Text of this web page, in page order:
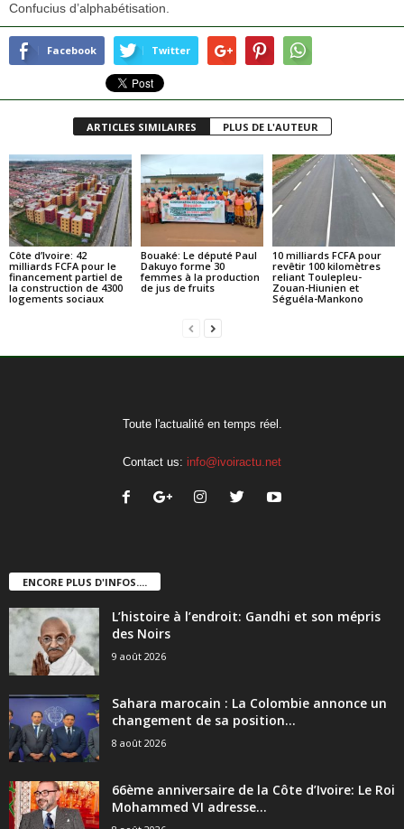
Confucius d’alphabétisation.
Facebook Twitter
ARTICLES SIMILAIRES PLUS DE L'AUTEUR
Côte d’Ivoire: 42
milliards FCFA pour le
financement partiel de
la construction de 4300
logements sociaux
Bouaké: Le député Paul
Dakuyo forme 30
femmes à la production
de jus de fruits
10 milliards FCFA pour
revêtir 100 kilomètres
reliant Toulepleu-
Zouan-Hiunien et
Séguéla-Mankono
Toute l'actualité en temps réel.
Contact us: info@ivoiractu.net
ENCORE PLUS D'INFOS....
L’histoire à l’endroit: Gandhi et son mépris
des Noirs
9 août 2026
Sahara marocain : La Colombie annonce un
changement de sa position...
8 août 2026
66ème anniversaire de la Côte d’Ivoire: Le Roi
Mohammed VI adresse...